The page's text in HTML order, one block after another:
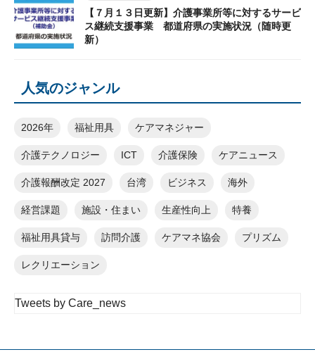
【７月１３日更新】介護事業所等に対するサービ
ス継続支援事業 都道府県の実施状況（随時更
新）
人気のジャンル
2026年 福祉用具 ケアマネジャー
介護テクノロジー ICT 介護保険 ケアニュース
介護報酬改定 2027 台湾 ビジネス 海外
経営課題 施設・住まい 生産性向上 特養
福祉用具貸与 訪問介護 ケアマネ協会 プリズム
レクリエーション
Tweets by Care_news